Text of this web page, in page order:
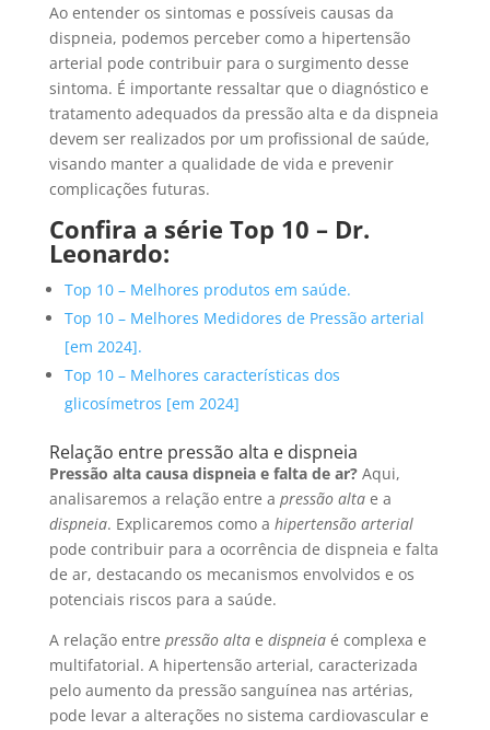
Ao entender os sintomas e possíveis causas da
dispneia, podemos perceber como a hipertensão
arterial pode contribuir para o surgimento desse
sintoma. É importante ressaltar que o diagnóstico e
tratamento adequados da pressão alta e da dispneia
devem ser realizados por um profissional de saúde,
visando manter a qualidade de vida e prevenir
complicações futuras.
Confira a série Top 10 – Dr.
Leonardo:
Top 10 – Melhores produtos em saúde.
Top 10 – Melhores Medidores de Pressão arterial
[em 2024].
Top 10 – Melhores características dos
glicosímetros [em 2024]
Relação entre pressão alta e dispneia
Pressão alta causa dispneia e falta de ar? Aqui,
analisaremos a relação entre a pressão altae a
dispneia. Explicaremos como a hipertensão arterial
pode contribuir para a ocorrência de dispneia e falta
de ar, destacando os mecanismos envolvidos e os
potenciais riscos para a saúde.
A relação entre pressão altae dispneiaé complexa e
multifatorial. A hipertensão arterial, caracterizada
pelo aumento da pressão sanguínea nas artérias,
pode levar a alterações no sistema cardiovascular e